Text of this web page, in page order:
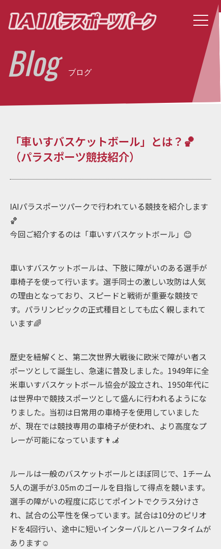
Blog ブログ
「車いすバスケットボール」とは？🏀
（パラスポーツ競技紹介）
IAIパラスポーツパークで行われている競技を紹介します
🏀
今回ご紹介するのは「車いすバスケットボール」😊
車いすバスケットボールは、下肢に障がいのある選手が
車椅子を使って行います。選手同士の激しい攻防は人気
の理由となっており、スピードと戦術が重要な競技で
す。パラリンピックの正式種目としても広く親しまれて
います🌈
歴史を紐解くと、第二次世界大戦後に欧米で障がい者ス
ポーツとして誕生し、急速に普及しました。1949年に全
米車いすバスケットボール協会が設立され、1950年代に
は世界中で競技スポーツとして盛んに行われるようにな
りました。当初は日常用の車椅子を使用していました
が、現在では競技専用の車椅子が使われ、より高度なプ
レーが可能になっています👨‍🦼
ルールは一般のバスケットボールとほぼ同じで、1チーム
5人の選手が3.05mのゴールを目指して得点を競います。
選手の障がいの程度に応じてポイントでクラス分けさ
れ、試合の公平性を保っています。試合は10分のピリオ
ドを4回行い、途中に短いインターバルとハーフタイムが
あります☺️